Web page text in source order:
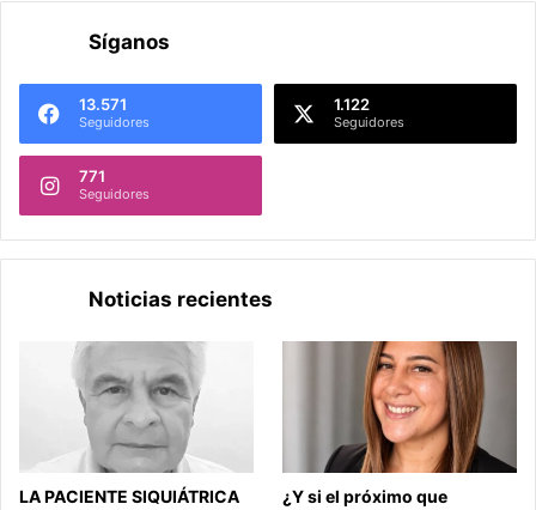
Síganos
13.571
Seguidores
1.122
Seguidores
771
Seguidores
Noticias recientes
LA PACIENTE SIQUIÁTRICA
¿Y si el próximo que